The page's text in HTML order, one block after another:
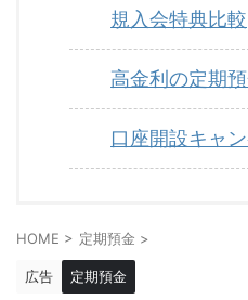
規入会特典比較
高金利の定期
口座開設キャ
HOME > 定期預金 >
広告 定期預金